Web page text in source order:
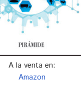
A la venta en:
Amazon